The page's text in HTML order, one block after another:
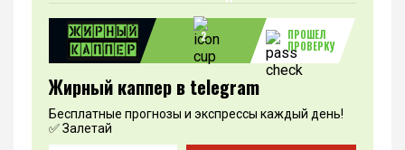
2
ПРОШЕЛ
ПРОВЕРКУ
Жирный каппер в telegram
Бесплатные прогнозы и экспрессы каждый день!
✅ Залетай